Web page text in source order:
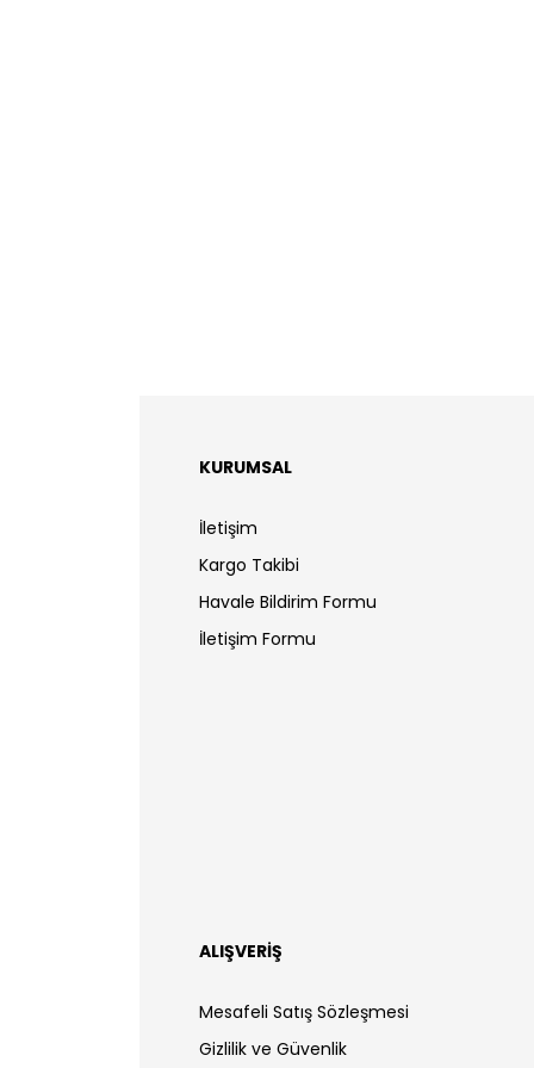
KURUMSAL
İletişim
Kargo Takibi
Havale Bildirim Formu
İletişim Formu
ALIŞVERİŞ
Mesafeli Satış Sözleşmesi
Gizlilik ve Güvenlik